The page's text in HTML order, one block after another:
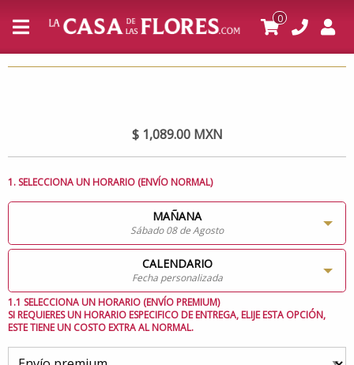
0
$ 1,089.00 MXN
1. SELECCIONA UN HORARIO (ENVÍO NORMAL)
MAÑANA
Sábado 08 de Agosto
CALENDARIO
Fecha personalizada
1.1 SELECCIONA UN HORARIO (ENVÍO PREMIUM)
SI REQUIERES UN HORARIO ESPECIFICO DE ENTREGA, ELIJE ESTA OPCIÓN,
ESTE TIENE UN COSTO EXTRA AL NORMAL.